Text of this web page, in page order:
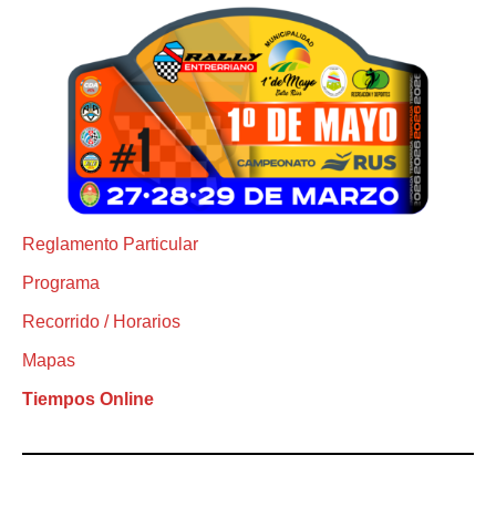
Reglamento Particular
Programa
Recorrido / Horarios
Mapas
Tiempos Online